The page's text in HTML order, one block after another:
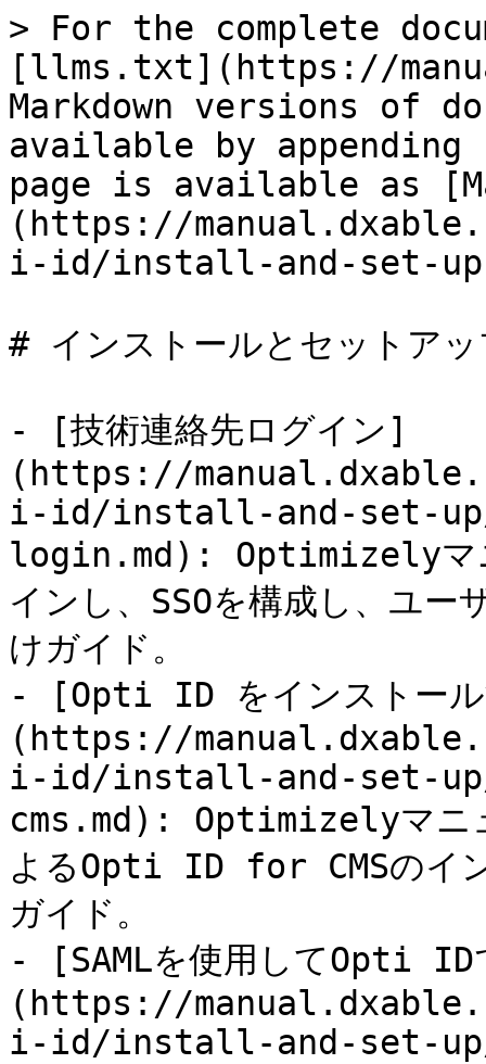
> For the complete
[llms.txt](https://
Markdown versions of
available by
page is available as
(https://
i-id/install-and-set-
# インストールとセットアッ
- [技術連絡先ログイン]
(https://
i-id/install-and-set-
login.md): Optimizelyマ
インし、SSOを構成し、ユー
けガイド。
- [Opti ID をインストー
(https://
i-id/install-and-set-
cms.md): Optimizelyマニ
よるOpti ID for CMSのイン
ガイド。
- [SAMLを使用してOpti ID
(https://
i-id/install-and-set-